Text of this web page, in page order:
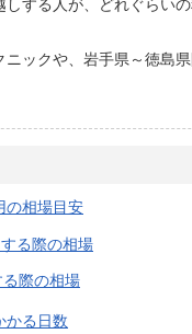
する人が、どれぐらい
ックや、岩手県～徳島
の相場目安
る際の相場
際の相場
かる日数